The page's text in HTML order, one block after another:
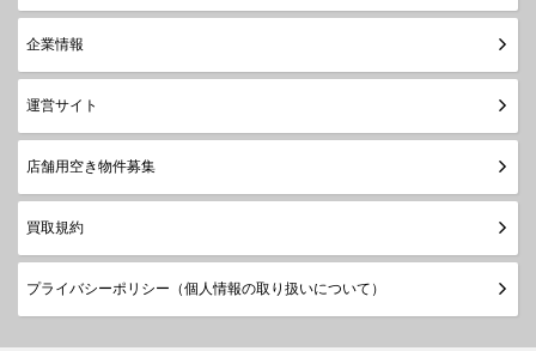
企業情報
運営サイト
店舗用空き物件募集
買取規約
プライバシーポリシー（個人情報の取り扱いについて）